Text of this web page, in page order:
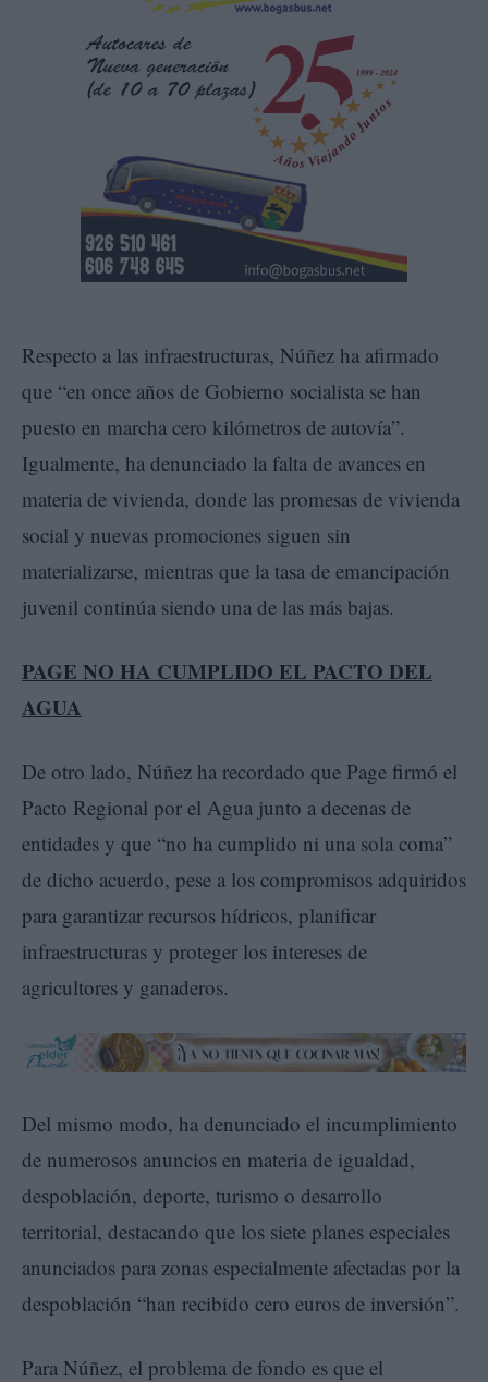
Respecto a las infraestructuras, Núñez ha afirmado
que “en once años de Gobierno socialista se han
puesto en marcha cero kilómetros de autovía”.
Igualmente, ha denunciado la falta de avances en
materia de vivienda, donde las promesas de vivienda
social y nuevas promociones siguen sin
materializarse, mientras que la tasa de emancipación
juvenil continúa siendo una de las más bajas.
PAGE NO HA CUMPLIDO EL PACTO DEL
AGUA
De otro lado, Núñez ha recordado que Page firmó el
Pacto Regional por el Agua junto a decenas de
entidades y que “no ha cumplido ni una sola coma”
de dicho acuerdo, pese a los compromisos adquiridos
para garantizar recursos hídricos, planificar
infraestructuras y proteger los intereses de
agricultores y ganaderos.
Del mismo modo, ha denunciado el incumplimiento
de numerosos anuncios en materia de igualdad,
despoblación, deporte, turismo o desarrollo
territorial, destacando que los siete planes especiales
anunciados para zonas especialmente afectadas por la
despoblación “han recibido cero euros de inversión”.
Para Núñez, el problema de fondo es que el